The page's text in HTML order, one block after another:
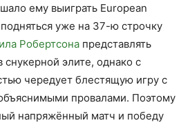
ему выиграть European
уже на 37-ю строчку
Робертсона представлять
элите, однако с
чередует блестящую игру с
провалами. Поэтому
напряжённый матч и победу